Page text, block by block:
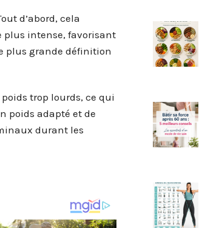
d’abord, cela
plus intense, favorisant
plus grande définition
trop lourds, ce qui
poids adapté et de
durant les